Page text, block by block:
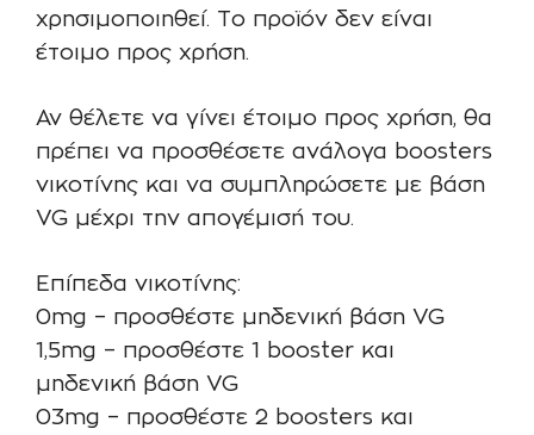
χρησιμοποιηθεί. Το προϊόν δεν είναι
έτοιμο προς χρήση.
Αν θέλετε να γίνει έτοιμο προς χρήση, θα
πρέπει να προσθέσετε ανάλογα boosters
νικοτίνης και να συμπληρώσετε με βάση
VG μέχρι την απογέμισή του.
Επίπεδα νικοτίνης:
0mg – προσθέστε μηδενική βάση VG
1,5mg – προσθέστε 1 booster και
μηδενική βάση VG
03mg – προσθέστε 2 boosters και